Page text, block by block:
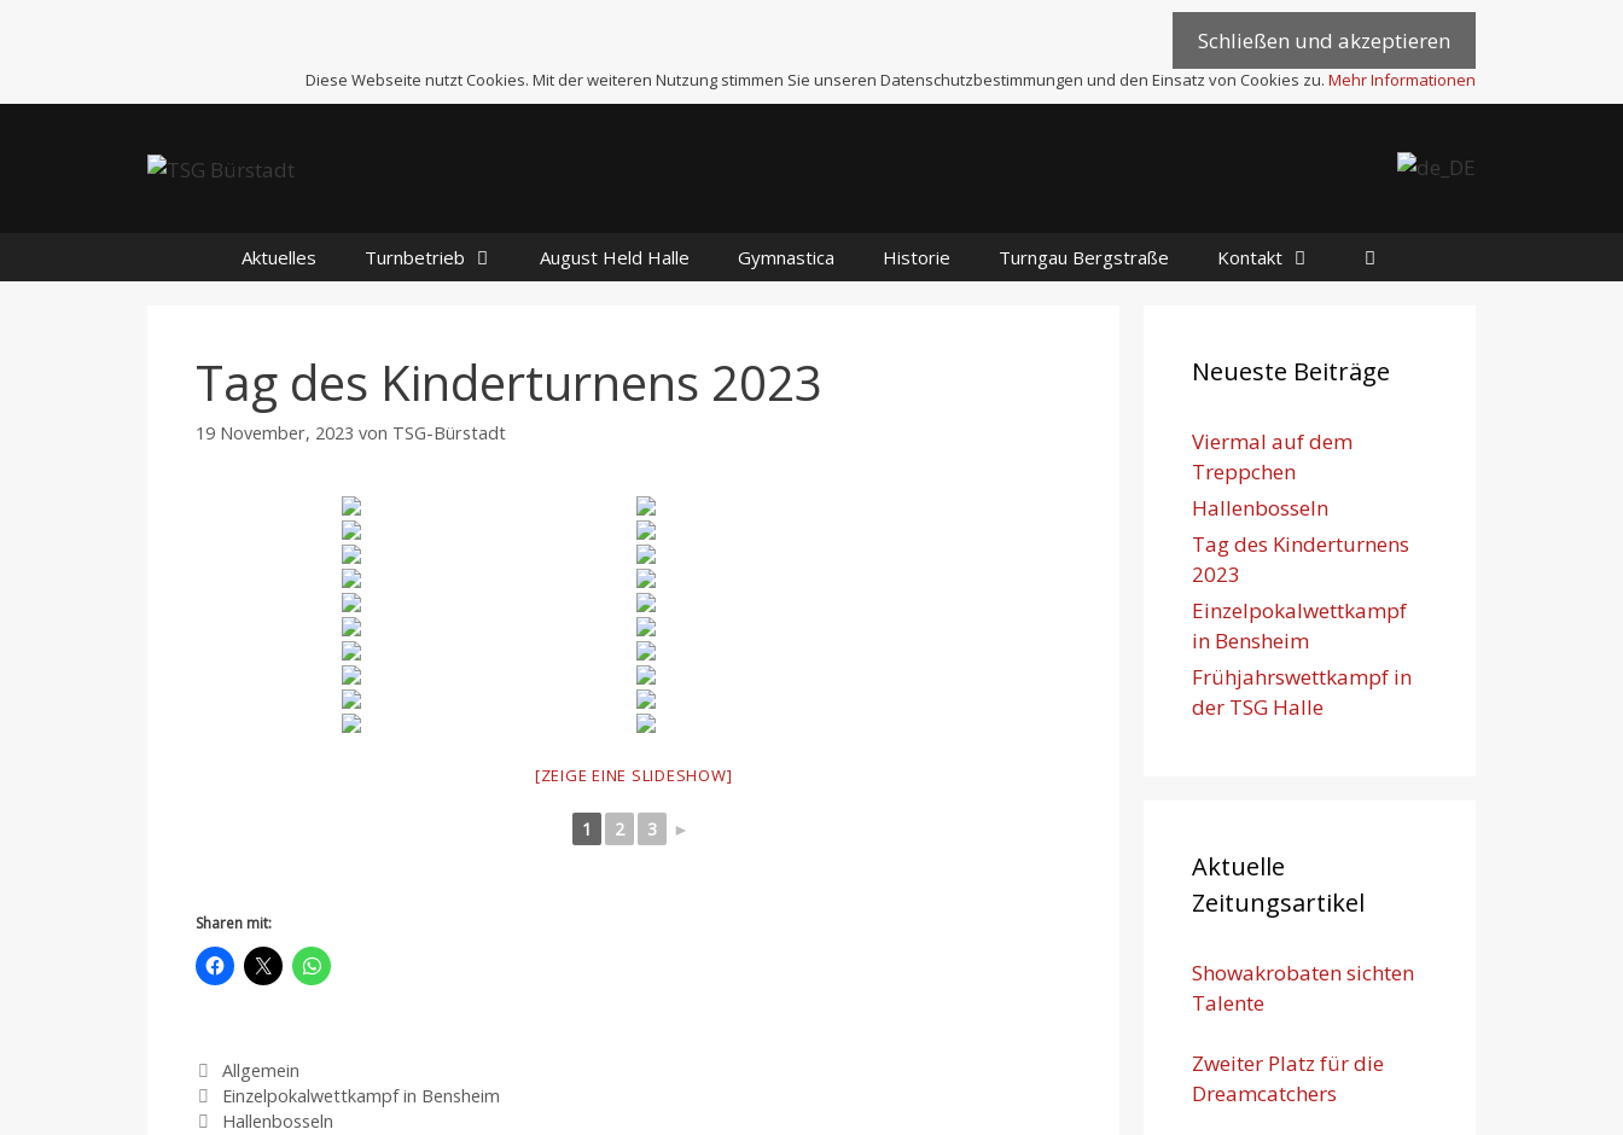
Diese Webseite nutzt Cookies. Mit der weiteren Nutzung stimmen Sie unseren Datenschutzbestimmungen und den Einsatz von Cookies zu. Mehr Informationen
Aktuelles Turnbetrieb August Held Halle Gymnastica Historie Turngau Bergstraße Kontakt
Tag des Kinderturnens 2023
19 November, 2023 von TSG-Bürstadt
[ZEIGE EINE SLIDESHOW]
1 2 3 ►
Sharen mit:
Kategorien
Allgemein
Einzelpokalwettkampf in Bensheim
Hallenbosseln
Neueste Beiträge
Viermal auf dem
Treppchen
Hallenbosseln
Tag des Kinderturnens
2023
Einzelpokalwettkampf
in Bensheim
Frühjahrswettkampf in
der TSG Halle
Aktuelle
Zeitungsartikel
Showakrobaten sichten
Talente
Zweiter Platz für die
Dreamcatchers